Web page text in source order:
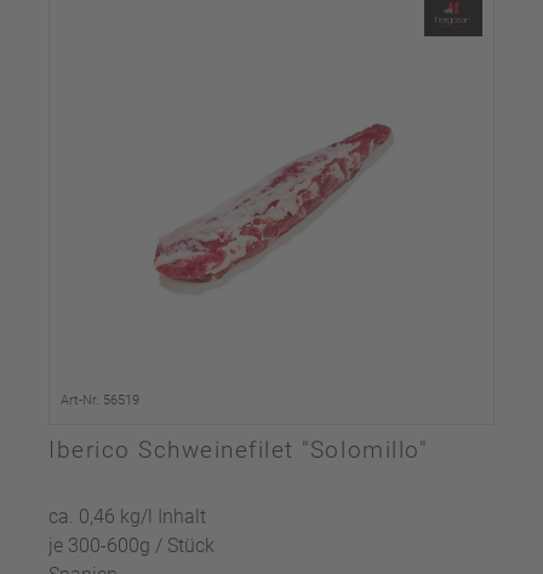
Art-Nr. 56519
Iberico Schweinefilet "Solomillo"
ca. 0,46 kg/l Inhalt
je 300-600g / Stück